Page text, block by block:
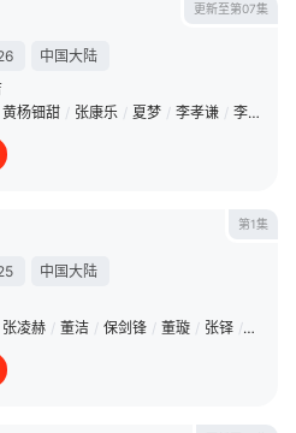
更新至第07集
中国大陆
黄杨钿甜 / 张康乐 / 夏梦 / 李孝谦 / 李梦
第1集
中国大陆
张凌赫 / 董洁 / 保剑锋 / 董璇 / 张铎 / 沈佳钰